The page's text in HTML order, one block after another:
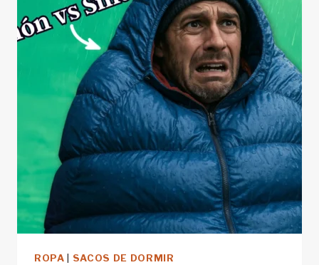
SENDERISMO
BAJO
LA
LLUVIA
ROPA SACOS DE DORMIR